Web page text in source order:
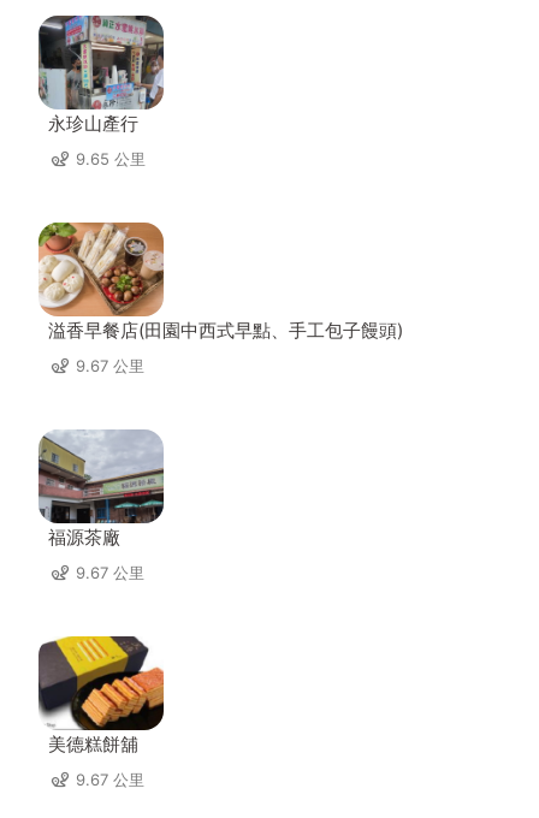
永珍山產行
9.65 公里
溢香早餐店(田園中西式早點、手工包子饅頭)
9.67 公里
福源茶廠
9.67 公里
美德糕餅舖
9.67 公里